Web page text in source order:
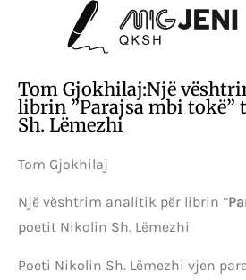
Tom Gjokhilaj:Një
librin ”Parajsa mbi
Sh. Lëmezhi
Tom Gjokhilaj
Një vështrim analitik për librin ”
poetit Nikolin Sh. Lëmezhi
Poeti Nikolin Sh. Lëmezhi vjen